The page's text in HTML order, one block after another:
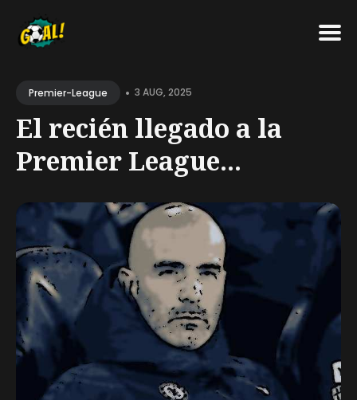
for
Blog
Premier-League • 3 AUG, 2025
El recién llegado a la
Premier League...